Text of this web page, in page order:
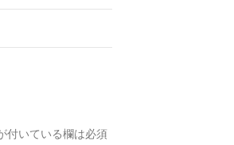
付いている欄は必須